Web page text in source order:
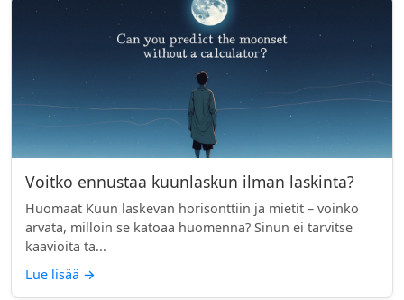
Voitko ennustaa kuunlaskun ilman laskinta?
Huomaat Kuun laskevan horisonttiin ja mietit – voinko
arvata, milloin se katoaa huomenna? Sinun ei tarvitse
kaavioita ta...
Lue lisää →